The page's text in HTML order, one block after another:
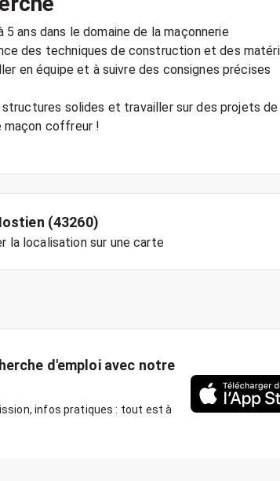
5 ans dans le domaine de la maçonnerie
des techniques de construction et des
en équipe et à suivre des consignes précises
structures solides et travailler sur des projets
maçon coffreur !
(43260)
la localisation sur une carte
d'emploi avec notre
infos pratiques : tout est à